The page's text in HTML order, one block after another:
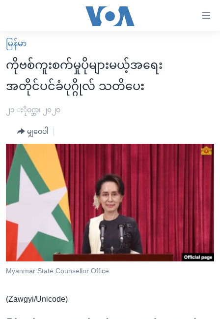
လွယ်ကူ
စေ
သည့်
များ
အကြောင်းအရာ
ကျော်
ကြည့်
အ
စာမျက်နှာ
သို့
ကျော်
ရန်
မူလစာမျက်နှာ
မြန်မာ
ကမ္ဘာ့သတင်းများ
နိုင်ငံတကာ
အစ္စရေး-ပါလက်စတိုင်း
ဗွီဒီယို
ရပ်ဝန်းတခု လမ်းတခု အလွန်
အင်္ဂလိပ်စာလေ့လာမယ်
အမေရိကန်သုံးအီဒီယံ
မကြေးမုံရဲ့ အင်္ဂလိပ်စာ
ရုပ်ရှင်ထဲက အင်္ဂလိပ်စာ
သုတပဒေသာ အင်္ဂလိပ်စာ
အပတ်စဉ်ကဏ္ဍများ
ရေဒီယို
ရေဒီယိုနှင့်ရုပ်သံ အချက်အလက်များ
ရေဒီယို/တီဗွီအစီအစဉ်
Learning English
ဗွီအိုအေ လူမှုကွန်ယက်များ
မြန်မာ
ကိုဗစ်ကူးစက်မှုပိုများမယ့်အရေး
အတိုင်ပင်ခံပုဂ္ဂိုလ် သတိပေး
၂၁ ႏိုဝင္ဘာ၊ ၂၀၂၀
မျှဝေပါ
Myanmar State Counsellor Office
(Zawgyi/Unicode)